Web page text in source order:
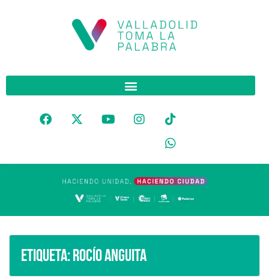
Etiqueta:Rocío Anguita